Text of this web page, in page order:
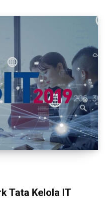
Tata Kelola IT